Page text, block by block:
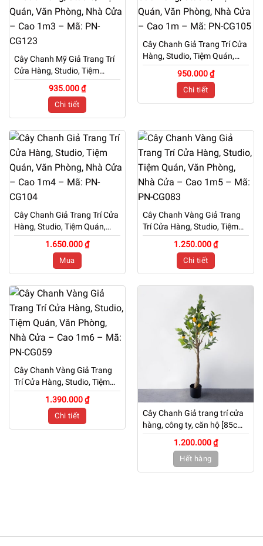
Cây Chanh Mỹ Giả Trang Trí
Cửa Hàng, Studio, Tiệm
Quán, Văn Phòng, Nhà Cửa
– Cao 1m3 – Mã: PN-CG123
935.000 ₫
Chi tiết
Cây Chanh Giả Trang Trí Cửa
Hàng, Studio, Tiệm Quán,
Văn Phòng, Nhà Cửa – Cao
1m – Mã: PN-CG105
950.000 ₫
Chi tiết
Cây Chanh Giả Trang Trí Cửa
Hàng, Studio, Tiệm Quán,
Văn Phòng, Nhà Cửa – Cao
1m4 – Mã: PN-CG104
1.650.000 ₫
Mua
Cây Chanh Vàng Giả Trang
Trí Cửa Hàng, Studio, Tiệm
Quán, Văn Phòng, Nhà Cửa
– Cao 1m5 – Mã: PN-CG083
1.250.000 ₫
Chi tiết
Cây Chanh Vàng Giả Trang
Trí Cửa Hàng, Studio, Tiệm
Quán, Văn Phòng, Nhà Cửa
– Cao 1m6 – Mã: PN-CG059
1.390.000 ₫
Chi tiết
Cây Chanh Giả trang trí cửa
hàng, công ty, căn hộ [85cm
– 1m – 1m3 – 1m4 – 1m6 ]
1.200.000 ₫
Hết hàng